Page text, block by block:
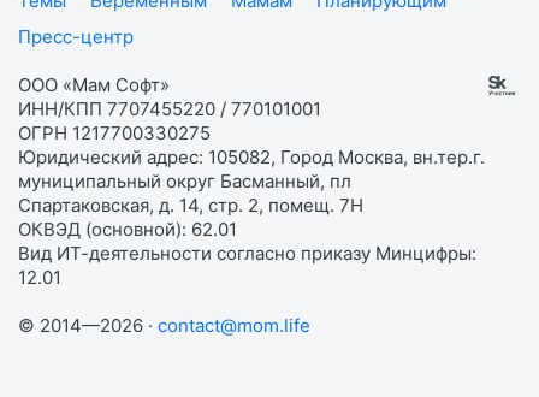
Пресс-центр
ООО «Мам Софт»
ИНН/КПП 7707455220 / 770101001
ОГРН 1217700330275
Юридический адрес: 105082, Город Москва, вн.тер.г.
муниципальный округ Басманный, пл
Спартаковская, д. 14, стр. 2, помещ. 7Н
ОКВЭД (основной): 62.01
Вид ИТ-деятельности согласно приказу Минцифры:
12.01
© 2014—2026 · contact@mom.life